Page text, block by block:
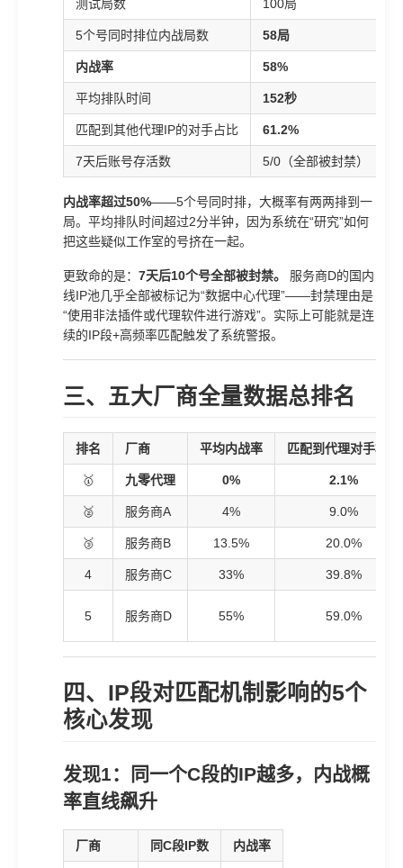
测试局数 100局
5个号同时排位内战局数 58局
内战率 58%
平均排队时间 152秒
匹配到其他代理IP的对手占比 61.2%
7天后账号存活数 5/0（全部被封禁）
内战率超过50%——5个号同时排，大概率有两两排到一
局。平均排队时间超过2分半钟，因为系统在“研究”如何
把这些疑似工作室的号挤在一起。
更致命的是： 7天后10个号全部被封禁。
服务商D的国内
线IP池几乎全部被标记为“数据中心代理”——封禁理由是
“使用非法插件或代理软件进行游戏”。实际上可能就是连
续的IP段+高频率匹配触发了系统警报。
三、五大厂商全量数据总排名
排名 厂商 平均内战率 匹配到代理对手概率
🥇 九零代理 0% 2.1%
🥈 服务商A 4% 9.0%
🥉 服务商B 13.5% 20.0%
4 服务商C 33% 39.8%
5 服务商D 55% 59.0%
四、IP段对匹配机制影响的5个
核心发现
发现1：同一个C段的IP越多，内战概
率直线飙升
厂商 同C段IP数 内战率